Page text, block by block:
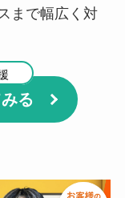
まで幅広く対
る